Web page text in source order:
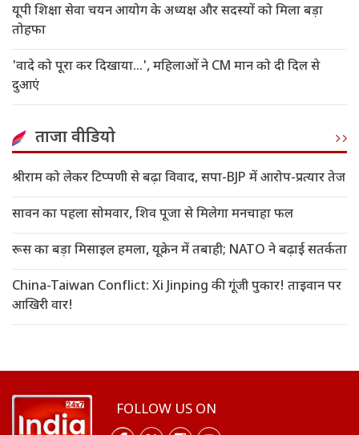
यूपी शिक्षा सेवा चयन आयोग के अध्यक्ष और सदस्यों को मिला बड़ा
तोहफा
'वादे को पूरा कर दिखाया...', महिलाओं ने CM मान को दी दिल से
दुआएं
ताजा वीडियो
श्रीराम को लेकर टिप्पणी से बढ़ा विवाद, सपा-BJP में आरोप-प्रत्यार तेज
सावन का पहला सोमवार, शिव पूजा से मिलेगा मनचाहा फल
रूस का बड़ा मिसाइल हमला, यूक्रेन में तबाही; NATO ने बढ़ाई सतर्कता
China-Taiwan Conflict: Xi Jinping की गूंजी पुकार! ताइवान पर
आखिरी वार!
FOLLOW US ON